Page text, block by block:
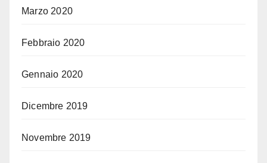
Marzo 2020
Febbraio 2020
Gennaio 2020
Dicembre 2019
Novembre 2019